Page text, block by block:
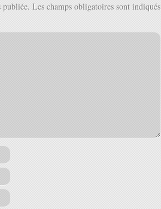
publiée. Les champs obligatoires sont indiqués